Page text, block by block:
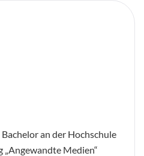
an der Hochschule
Medien“